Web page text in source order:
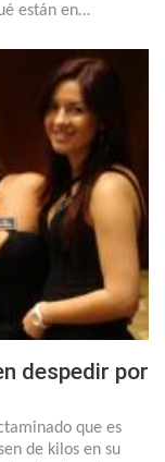
están en…
despedir por
que es
de kilos en su